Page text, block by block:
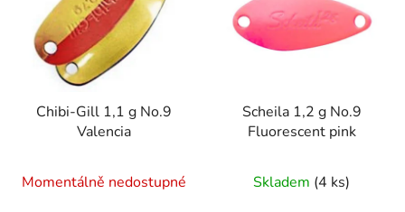
Chibi-Gill 1,1 g No.9
Valencia
Momentálně nedostupné
Scheila 1,2 g No.9
Fluorescent pink
Skladem (4 ks)